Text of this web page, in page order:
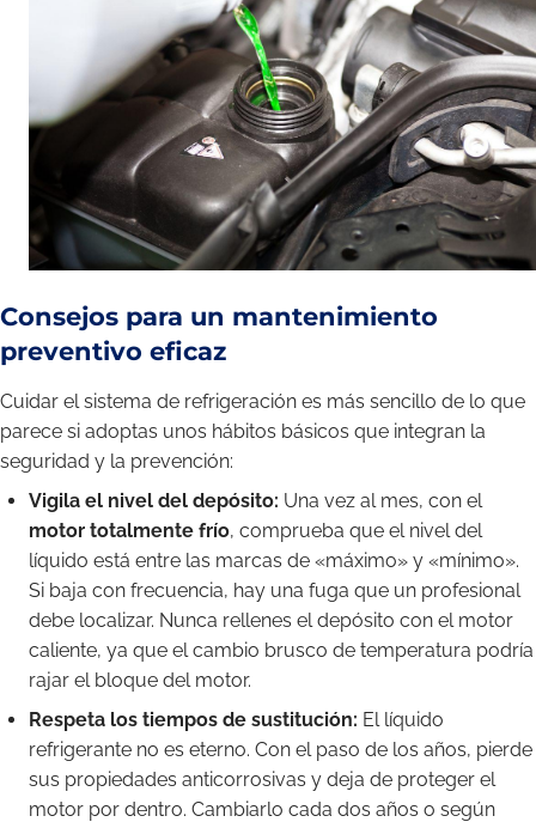
Consejos para un mantenimiento
preventivo eficaz
Cuidar el sistema de refrigeración es más sencillo de lo que
parece si adoptas unos hábitos básicos que integran la
seguridad y la prevención:
Vigila el nivel del depósito: Una vez al mes, con el
motor totalmente frío, comprueba que el nivel del
líquido está entre las marcas de «máximo» y «mínimo».
Si baja con frecuencia, hay una fuga que un profesional
debe localizar. Nunca rellenes el depósito con el motor
caliente, ya que el cambio brusco de temperatura podría
rajar el bloque del motor.
Respeta los tiempos de sustitución: El líquido
refrigerante no es eterno. Con el paso de los años, pierde
sus propiedades anticorrosivas y deja de proteger el
motor por dentro. Cambiarlo cada dos años o según